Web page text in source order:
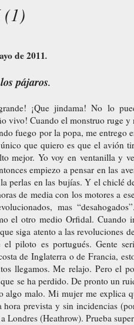
de 2011.
pájaros.
¡Que jindama! No lo
vivo! Cuando el monstruo ruge y
fuego por la popa, me entrego
que quiero es que el avión
mejor. Yo voy en ventanilla y
empiezo a pensar en las
perlas en las bujías. Y el chiclé
de media con los motores a
mas
el otro medio Orfidal. Cuando
siga atento a las revoluciones
el piloto es portugués. Gente
de Inglaterra o de Francia,
llegamos. Me relajo. Pero el
se ha perdido. De pronto un
algo malo. Mi mujer me explica
hora prevista y sin incidencias
Londres (Heathrow). Prueba